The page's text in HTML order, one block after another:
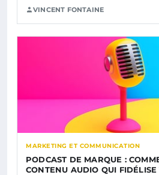
VINCENT FONTAINE
MARKETING ET COMMUNICATION
PODCAST DE MARQUE :
CONTENU AUDIO QUI